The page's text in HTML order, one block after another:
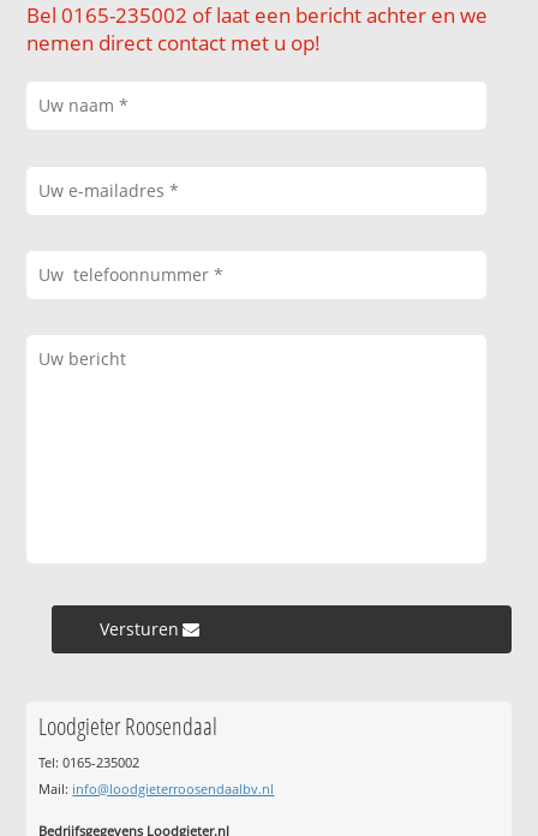
Bel 0165-235002 of laat een bericht achter en we
nemen direct contact met u op!
Versturen »
Loodgieter Roosendaal
Tel: 0165-235002
Mail: info@loodgieterroosendaalbv.nl
Bedrijfsgegevens Loodgieter.nl